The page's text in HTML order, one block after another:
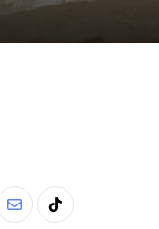
ShareTiktok